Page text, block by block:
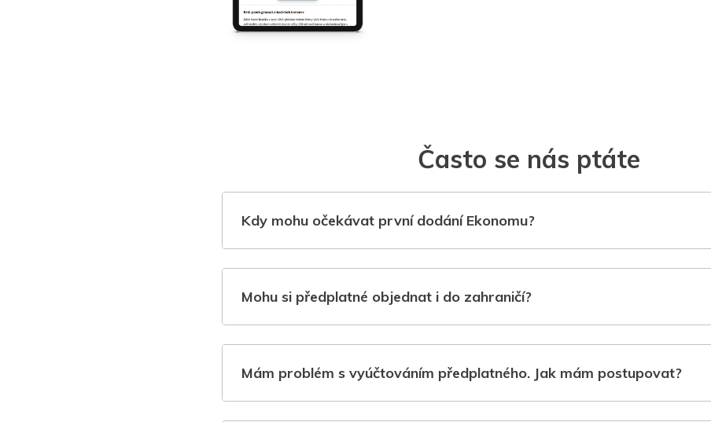
Často se nás ptáte
Kdy mohu očekávat první dodání Ekonomu?
Mohu si předplatné objednat i do zahraničí?
Mám problém s vyúčtováním předplatného. Jak mám postupovat?